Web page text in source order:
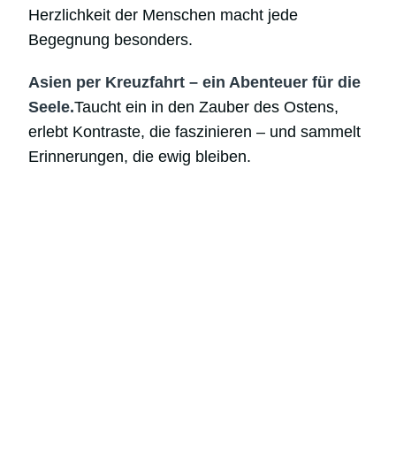
Herzlichkeit der Menschen macht jede
Begegnung besonders.
Asien per Kreuzfahrt – ein Abenteuer für die
Seele.Taucht ein in den Zauber des Ostens,
erlebt Kontraste, die faszinieren – und sammelt
Erinnerungen, die ewig bleiben.